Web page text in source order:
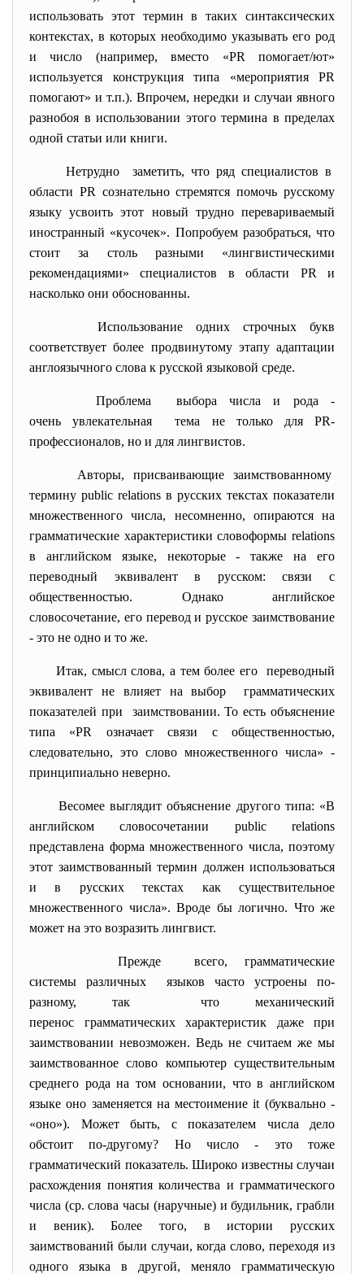
использовать этот термин в таких синтаксических
контекстах, в которых необходимо указывать его род
и число (например, вместо «PR помогает/ют»
используется конструкция типа «мероприятия PR
помогают» и т.п.). Впрочем, нередки и случаи явного
разнобоя в использовании этого термина в пределах
одной статьи или книги.
Нетрудно заметить, что ряд специалистов в
области PR сознательно стремятся помочь русскому
языку усвоить этот новый трудно перевариваемый
иностранный «кусочек». Попробуем разобраться, что
стоит за столь разными «лингвистическими
рекомендациями» специалистов в области PR и
насколько они обоснованны.
Использование одних строчных букв
соответствует более продвинутому этапу адаптации
англоязычного слова к русской языковой среде.
Проблема выбора числа и рода -
очень увлекательная тема не только для PR-
профессионалов, но и для лингвистов.
Авторы, присваивающие заимствованному
термину public relations в русских текстах показатели
множественного числа, несомненно, опираются на
грамматические характеристики словоформы relations
в английском языке, некоторые - также на его
переводный эквивалент в русском: связи с
общественностью. Однако английское
словосочетание, его перевод и русское заимствование
- это не одно и то же.
Итак, смысл слова, а тем более его переводный
эквивалент не влияет на выбор грамматических
показателей при заимствовании. То есть объяснение
типа «PR означает связи с общественностью,
следовательно, это слово множественного числа» -
принципиально неверно.
Весомее выглядит объяснение другого типа: «В
английском словосочетании public relations
представлена форма множественного числа, поэтому
этот заимствованный термин должен использоваться
и в русских текстах как существительное
множественного числа». Вроде бы логично. Что же
может на это возразить лингвист.
Прежде всего, грамматические
системы различных языков часто устроены по-
разному, так что механический
перенос грамматических характеристик даже при
заимствовании невозможен. Ведь не считаем же мы
заимствованное слово компьютер существительным
среднего рода на том основании, что в английском
языке оно заменяется на местоимение it (буквально -
«оно»). Может быть, с показателем числа дело
обстоит по-другому? Но число - это тоже
грамматический показатель. Широко известны случаи
расхождения понятия количества и грамматического
числа (ср. слова часы (наручные) и будильник, грабли
и веник). Более того, в истории русских
заимствований были случаи, когда слово, переходя из
одного языка в другой, меняло грамматическую